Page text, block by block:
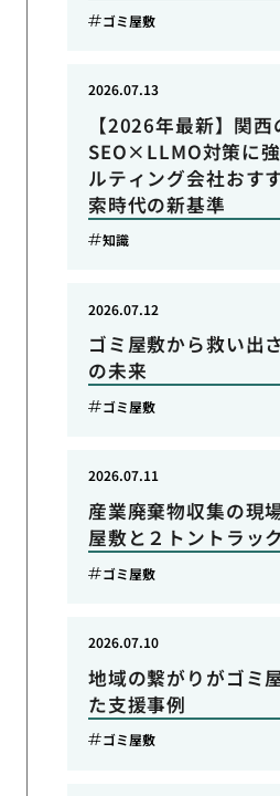
ゴミ屋敷
【2026年最新】関西
SEO×LLMO対策に
ルティング会社おす
索時代の新基準
2026.07.13
知識
ゴミ屋敷から救い出
の未来
2026.07.12
ゴミ屋敷
産業廃棄物収集の現
屋敷と２トントラッ
2026.07.11
ゴミ屋敷
地域の繋がりがゴミ
た支援事例
2026.07.10
ゴミ屋敷